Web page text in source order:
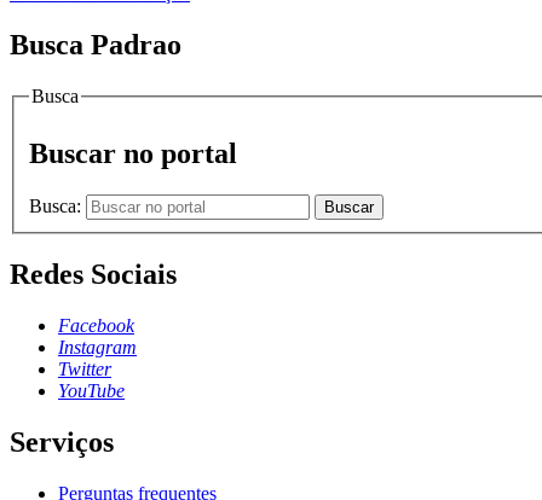
Busca Padrao
Busca
Buscar no portal
Busca: Buscar
Redes Sociais
Facebook
Instagram
Twitter
YouTube
Serviços
Perguntas frequentes